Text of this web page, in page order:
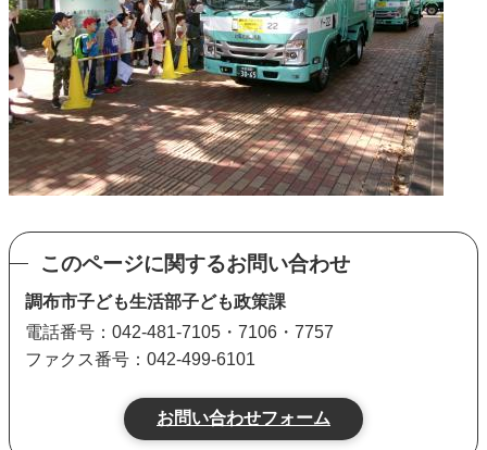
このページに関するお問い合わせ
調布市子ども生活部子ども政策課
電話番号：042-481-7105・7106・7757
ファクス番号：042-499-6101